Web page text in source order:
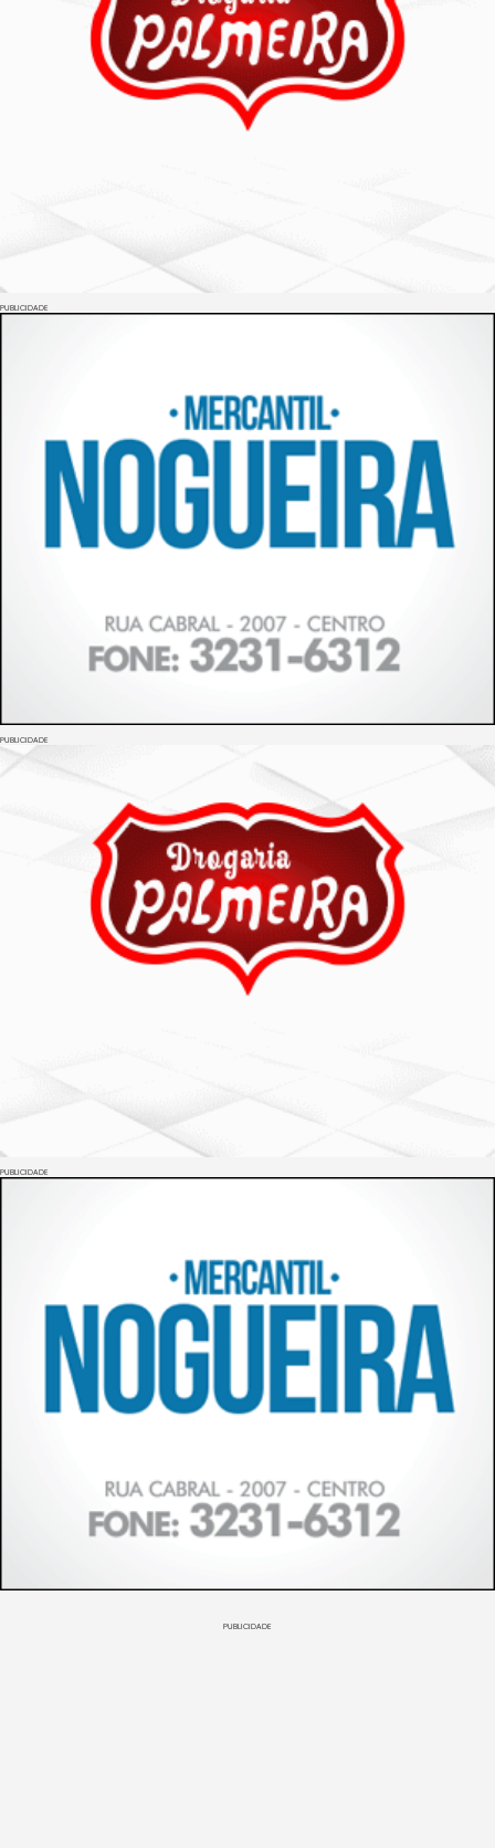
PUBLICIDADE
PUBLICIDADE
PUBLICIDADE
PUBLICIDADE